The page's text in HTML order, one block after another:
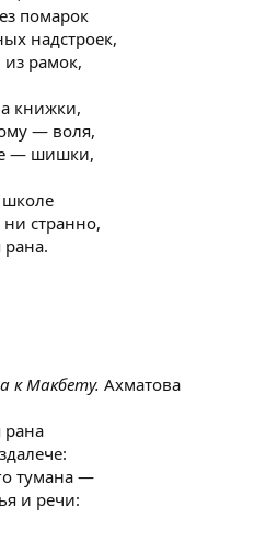
помарок
надстроек,
рамок,
книжки,
— воля,
— шишки,
школе
странно,
рана.
к Макбету. Ахматова
рана
тумана —
и речи: